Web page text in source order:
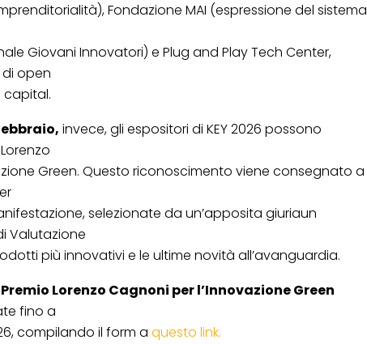
Fondazione MAI (espressione del sistema
Giovani Innovatori) e Plug and Play Tech Center,
open
capital.
invece, gli espositori di KEY 2026 possono
Green. Questo riconoscimento viene consegnato a
selezionate da un’apposita giuriaun
Valutazione
più innovativi e le ultime novità all’avanguardia.
Premio Lorenzo Cagnoni per l’Innovazione Green
fino a
compilando il form a questo link.